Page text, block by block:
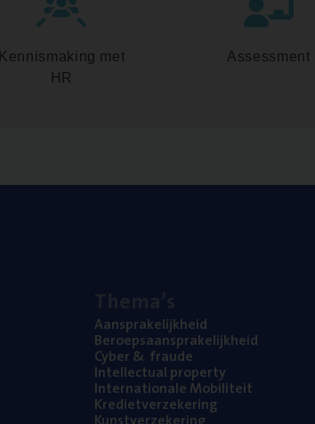
Kennismaking met
HR
Assessment
Aan­spra­ke­lijk­heid
Beroeps­aan­spra­ke­lijk­heid
Cyber& fraude
Intel­lec­tu­al property
Inter­na­ti­o­na­le Mobiliteit
Kre­diet­ver­ze­ke­ring